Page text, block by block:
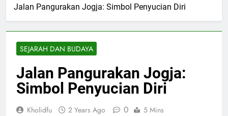
Jalan Pangurakan Jogja: Simbol Penyucian Diri
SEJARAH DAN BUDAYA
Jalan Pangurakan Jogja:
Simbol Penyucian Diri
Kholidfu 2 Years Ago 0 5 Mins